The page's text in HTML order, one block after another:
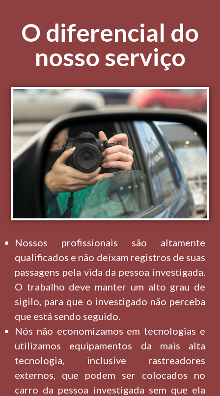
O diferencial do
nosso serviço
Nossos profissionais são altamente
qualificados e não deixam registros de suas
passagens pela vida da pessoa investigada.
O trabalho deve manter um alto grau de
sigilo, para que o investigado não perceba
que está sendo seguido.
Nós não economizamos em tecnologias e
utilizamos equipamentos da mais alta
tecnologia, inclusive rastreadores
externos, que podem ser colocados no
carro da pessoa investigada sem que ela